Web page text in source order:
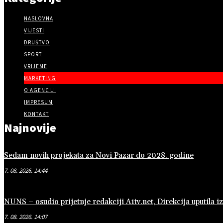
NASLOVNA
VIJESTI
DRUŠTVO
SPORT
VRIJEME
MARKETING
O AGENCIJI
IMPRESUM
KONTAKT
Najnovije
Sedam novih projekata za Novi Pazar do 2028. godine
7. 08. 2026. 14:44
NUNS – osudio prijetnje redakciji A1tv.net, Direkcija uputila
7. 08. 2026. 14:07